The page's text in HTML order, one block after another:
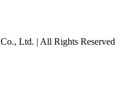
Co., Ltd. | All Rights Reserved